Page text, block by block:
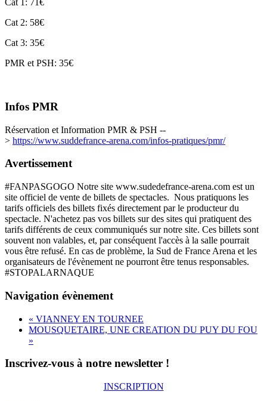
Cat 1: 71€
Cat 2: 58€
Cat 3: 35€
PMR et PSH: 35€
Infos PMR
Réservation et Information PMR & PSH --
> https://www.suddefrance-arena.com/infos-pratiques/pmr/
Avertissement
#FANPASGOGO Notre site www.sudedefrance-arena.com est un
site officiel de vente de billets de spectacles. Nous pratiquons les
tarifs officiels des billets fixés directement par le producteur du
spectacle. N'achetez pas vos billets sur des sites qui pratiquent des
tarifs différents de ceux communiqués sur notre site. Ces billets sont
souvent non valables, et, par conséquent l'accès à la salle pourrait
vous être refusé. En cas de problème, la Sud de France Arena et les
organisateurs de l'évènement ne pourront être tenus responsables.
#STOPALARNAQUE
Navigation évènement
« VIANNEY EN TOURNEE
MOUSQUETAIRE, UNE CREATION DU PUY DU FOU
»
Inscrivez-vous à notre newsletter !
INSCRIPTION